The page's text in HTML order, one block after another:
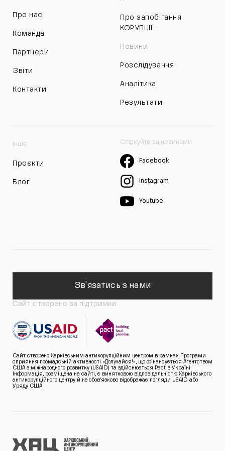
Про нас
Команда
Партнери
Звіти
Контакти
Про запобігання
КОРУПЦІЇ:
Новини
Розслідування
Аналітика
Результати
Інше
Проєкти
Блог
Слідкуйте за новинами
Facebook
Instagram
Youtube
Зв'язатись з нами
Сайт створено за підтримки
Сайт створено Харківським антикорупційним центром в рамках Програми
сприяння громадській активності «Долучайся!», що фінансується Агентством
США з міжнародного розвитку (USAID) та здійснюється Pact в Україні.
Інформація, розміщена на сайті, є винятковою відповідальністю Харківського
антикорупційного центру й не обов’язково відображає погляди USAID або
Уряду США.